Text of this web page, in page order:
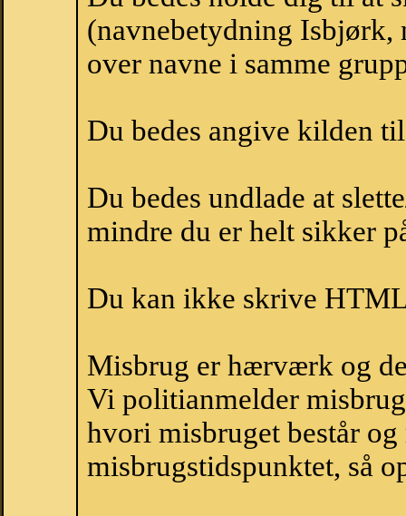
(navnebetydning Isbjørk,
over navne i samme
Du bedes angive kilden
Du bedes undlade at
mindre du er helt sikker
Du kan ikke skrive
Misbrug er hærværk og
Vi politianmelder
hvori misbruget består
misbrugstidspunktet, så